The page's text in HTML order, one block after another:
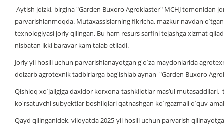
Aytish joizki, birgina "Garden Buxoro Agroklaster" MCHJ tomonidan
parvarishlanmoqda. Mutaxassislarning fikricha, mazkur navdan
texnologiyasi joriy qilingan. Bu ham resurs sarfini tejashga xizmat
nisbatan ikki baravar kam talab etiladi.
Joriy yil hosili uchun parvarishlanayotgan gʻoʻza maydonlarida
dolzarb agrotexnik tadbirlarga bagʻishlab aynan "Garden Buxoro
Qishloq xoʻjaligiga daxldor korxona-tashkilotlar masʼul
koʻrsatuvchi subyektlar boshliqlari qatnashgan koʻrgazmali oʻquv-
Qayd qilinganidek, viloyatda 2025-yil hosili uchun parvarish